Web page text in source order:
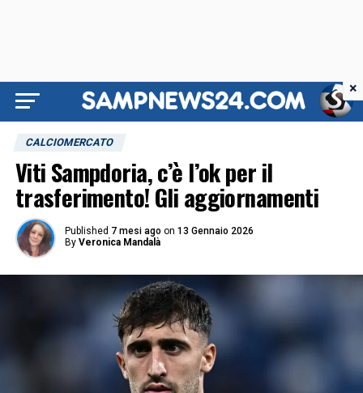
CALCIOMERCATO
Viti Sampdoria, c’è l’ok per il
trasferimento! Gli aggiornamenti
Published 7 mesi ago on 13 Gennaio 2026
By Veronica Mandalà
×